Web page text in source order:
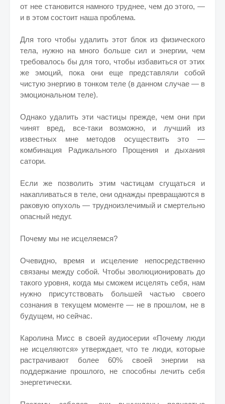
от нее становится намного труднее, чем до этого, —
и в этом состоит наша проблема.
Для того чтобы удалить этот блок из физического
тела, нужно на много больше сил и энергии, чем
требовалось бы для того, чтобы избавиться от этих
же эмоций, пока они еще представляли собой
чистую энергию в тонком теле (в данном случае — в
эмоциональном теле).
Однако удалить эти частицы прежде, чем они при
чинят вред, все-таки возможно, и лучший из
известных мне методов осуществить это —
комбинация Радикального Прощения и дыхания
сатори.
Если же позволить этим частицам сгущаться и
накапливаться в теле, они однажды превращаются в
раковую опухоль — трудноизлечимый и смертельно
опасный недуг.
Почему мы не исцеляемся?
Очевидно, время и исцеление непосредственно
связаны между собой. Чтобы эволюционировать до
такого уровня, когда мы сможем исцелять себя, нам
нужно присутствовать большей частью своего
сознания в текущем моменте — не в прошлом, не в
будущем, но сейчас.
Каролина Мисс в своей аудиосерии «Почему люди
не исцеляются» утверждает, что те люди, которые
растрачивают более 60% своей энергии на
поддержание прошлого, не способны лечить себя
энергетически.